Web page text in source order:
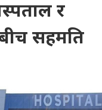
र
सहमति